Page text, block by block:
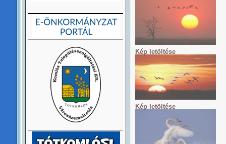
Kép letöltése
Kép letöltése